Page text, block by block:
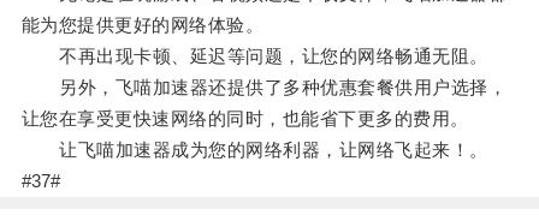
能为您提供更好的网络体验。
不再出现卡顿、延迟等问题，让您的网络畅通无阻。
另外，飞喵加速器还提供了多种优惠套餐供用户选择，
让您在享受更快速网络的同时，也能省下更多的费用。
让飞喵加速器成为您的网络利器，让网络飞起来！。
#37#